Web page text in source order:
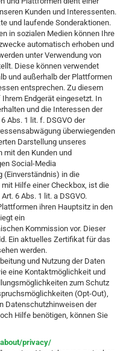
Kunden und Interessenten.
und laufende Sonderaktionen.
in sozialen Medien können Ihre
automatisch erhoben und
unter Verwendung von
Diese können verwendet
und außerhalb der Plattformen
entsprechen. Zu diesem
Endgerät eingesetzt. In
und die Interessen der
Abs. 1 lit. f. DSGVO der
überwiegenden
Darstellung unseres
den Kunden und
Social-Media
(Einverständnis) in die
Hilfe einer Checkbox, ist die
6 Abs. 1 lit. a DSGVO.
ihren Hauptsitz in den
ein
Kommission vor. Dieser
Ein aktuelles Zertifikat für das
werden.
und Nutzung der Daten
eine Kontaktmöglichkeit und
zum Schutz
(Opt-Out),
Datenschutzhinweisen der
Hilfe benötigen, können Sie
privacy/